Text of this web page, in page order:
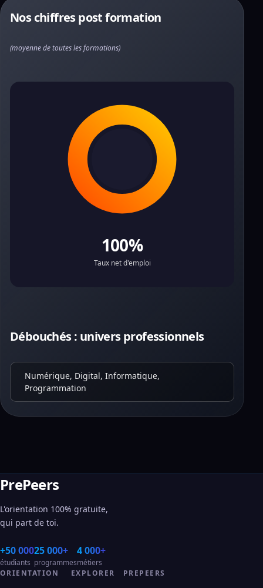
Nos chiffres post formation
(moyenne de toutes les formations)
100%
Taux net d'emploi
Débouchés : univers professionnels
Numérique, Digital, Informatique,
Programmation
PrePeers
L'orientation 100% gratuite,
qui part de toi.
+50 000
étudiants
25 000+
programmes
4 000+
métiers
ORIENTATION
EXPLORER PREPEERS